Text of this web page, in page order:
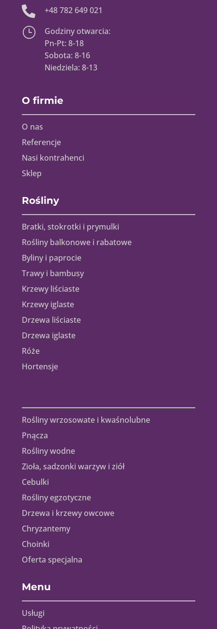
 +48 782 649 021
}
Godziny otwarcia:
Pn-Pt: 8-18
Sobota: 8-16
Niedziela: 8-13
O firmie
O nas
Referencje
Nasi kontrahenci
Sklep
Rośliny
Bratki, stokrotki i prymulki
Rośliny balkonowe i rabatowe
Byliny i paprocie
Trawy i bambusy
Krzewy liściaste
Krzewy iglaste
Drzewa liściaste
Drzewa iglaste
Róże
Hortensje
Rośliny wrzosowate i kwaśnolubne
Pnącza
Rośliny wodne
Zioła, sadzonki warzyw i ziół
Cebulki
Rośliny egzotyczne
Drzewa i krzewy owcowe
Chryzantemy
Choinki
Oferta specjalna
Menu
Usługi